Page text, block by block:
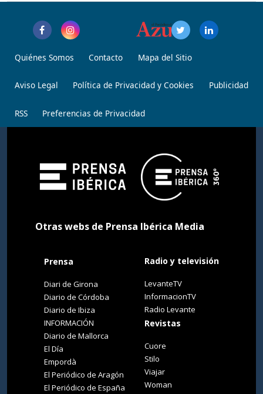
Quiénes Somos Contacto Mapa del Sitio
Aviso Legal Política de Privacidad y Cookies Publicidad
RSS Preferencias de Privacidad
Otras webs de Prensa Ibérica Media
Prensa
Diari de Girona
Diario de Córdoba
Diario de Ibiza
INFORMACIÓN
Diario de Mallorca
El Día
Empordà
El Periódico de Aragón
El Periódico de España
Radio y televisión
LevanteTV
InformacionTV
Radio Levante
Revistas
Cuore
Stilo
Viajar
Woman